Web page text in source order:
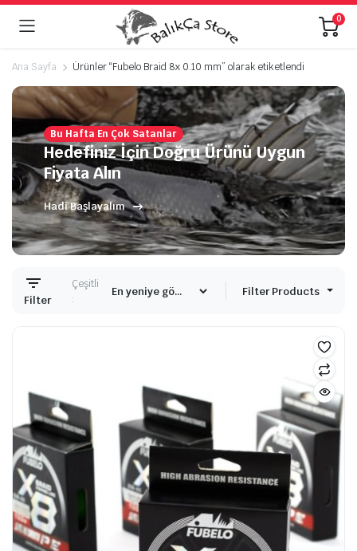
0
Ana Sayfa Ürünler “Fubelo Braid 8x 0.10 mm” olarak etiketlendi
Bu Hafta En Çok Satanlar
Hedefiniz İçin Doğru Ürünü Uygun
Fiyata Alın
Hadi Başlayalım
Filter
Çeşitli
:
Filter Products